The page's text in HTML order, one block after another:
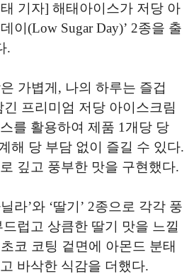
기자] 해태아이스가 저당 아
이(Low Sugar Day)’ 2종을 출
.
가볍게, 나의 하루는 즐겁
긴 프리미엄 저당 아이스크림
를 활용하여 제품 1개당 당
해 당 부담 없이 즐길 수 있다.
깊고 풍부한 맛을 구현했다.
라’와 ‘딸기’ 2종으로 각각 풍
럽고 상큼한 딸기 맛을 느낄
코 코팅 겉면에 아몬드 분태
바삭한 식감을 더했다.